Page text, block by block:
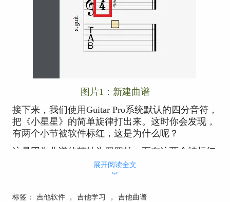
图片1：新建曲谱
接下来，我们使用Guitar Pro系统默认的四分音符，
把《小星星》的简单旋律打出来。这时你会发现，
有两个小节被软件标红，这是为什么呢？
这是因为曲谱的节拍为四四拍，而在这两个被标红
的小节中，每一小节仅有三个四分音符，小节的拍
展开阅读全文
︾
标签： 吉他软件 ， 吉他学习 ， 吉他曲谱